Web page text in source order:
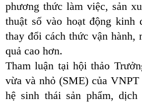
phương thức làm việc, sản
thuật số vào hoạt động kinh
thay đổi cách thức vận hành,
quả cao hơn.
Tham luận tại hội thảo
vừa và nhỏ (SME) của
hệ sinh thái sản phẩm,